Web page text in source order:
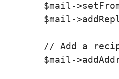
$mail-
$mail-
// Add a
$mail-